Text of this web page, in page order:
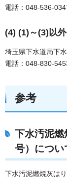
電話：048-536-
(4) (1)～(3)以
埼玉県下水道局下
電話：048-830-
参考
下水汚泥燃
号）につい
下水汚泥燃焼灰は